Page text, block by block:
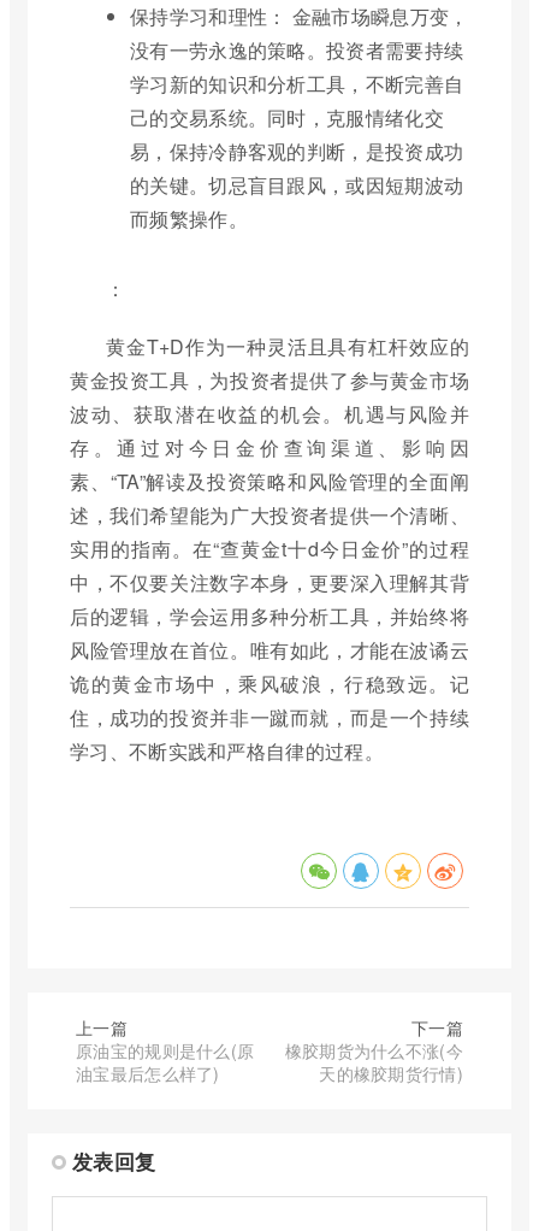
保持学习和理性： 金融市场瞬息万变，
没有一劳永逸的策略。投资者需要持续
学习新的知识和分析工具，不断完善自
己的交易系统。同时，克服情绪化交
易，保持冷静客观的判断，是投资成功
的关键。切忌盲目跟风，或因短期波动
而频繁操作。
：
黄金T+D作为一种灵活且具有杠杆效应的
黄金投资工具，为投资者提供了参与黄金市场
波动、获取潜在收益的机会。机遇与风险并
存。通过对今日金价查询渠道、影响因
素、“TA”解读及投资策略和风险管理的全面阐
述，我们希望能为广大投资者提供一个清晰、
实用的指南。在“查黄金t十d今日金价”的过程
中，不仅要关注数字本身，更要深入理解其背
后的逻辑，学会运用多种分析工具，并始终将
风险管理放在首位。唯有如此，才能在波谲云
诡的黄金市场中，乘风破浪，行稳致远。记
住，成功的投资并非一蹴而就，而是一个持续
学习、不断实践和严格自律的过程。
上一篇
原油宝的规则是什么(原
油宝最后怎么样了)
下一篇
橡胶期货为什么不涨(今
天的橡胶期货行情)
发表回复